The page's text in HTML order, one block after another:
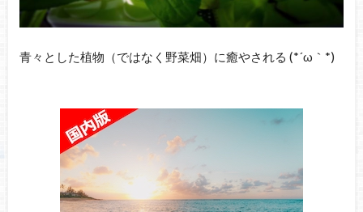
青々とした植物（ではなく野菜畑）に癒やされる (*´ω｀*)